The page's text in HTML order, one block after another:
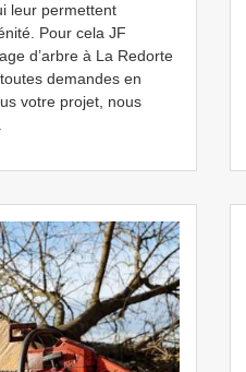
leur permettent
Pour cela JF
d’arbre à La Redorte
demandes en
votre projet, nous